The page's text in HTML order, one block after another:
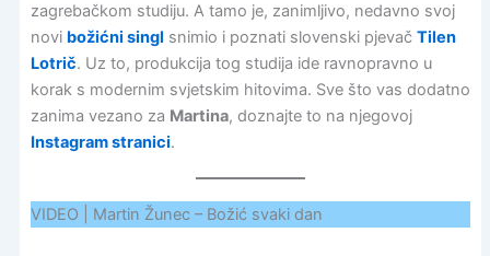
zagrebačkom studiju. A tamo je, zanimljivo, nedavno svoj
novi božićni singl snimio i poznati slovenski pjevač Tilen
Lotrič. Uz to, produkcija tog studija ide ravnopravno u
korak s modernim svjetskim hitovima. Sve što vas dodatno
zanima vezano za Martina, doznajte to na njegovoj
Instagram stranici.
VIDEO | Martin Žunec – Božić svaki dan